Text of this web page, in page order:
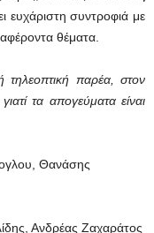
ευχάριστη συντροφιά με
θέματα.
τηλεοπτική παρέα, στον
τα απογεύματα είναι
Θανάσης
Ανδρέας Ζαχαράτος